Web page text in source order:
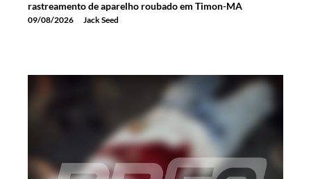
rastreamento de aparelho roubado em Timon-MA
09/08/2026 Jack Seed